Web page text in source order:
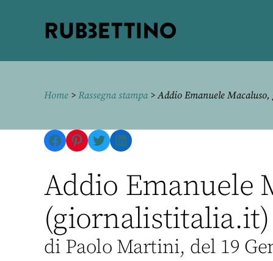
Home > Rassegna stampa> Addio Emanuele
Facebook
Pinterest
TwitterLinkedIn
Addio Emanuele
(giornalistitalia.it)
di Paolo Martini, del 19